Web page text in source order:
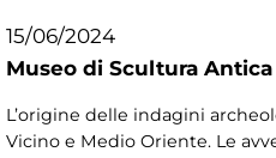
15/06/2024
Museo di Scultura
L’origine delle indagini
Vicino e Medio Oriente. Le